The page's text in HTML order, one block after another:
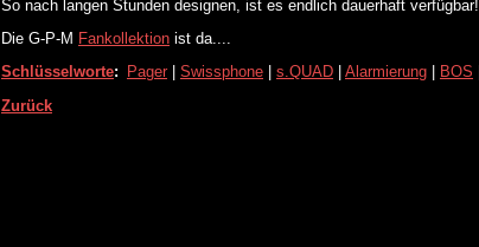
So nach langen Stunden designen, ist es endlich dauerhaft verfügbar!
Die G-P-M Fankollektion ist da....
Schlüsselworte: Pager Swissphone s.QUAD Alarmierung BOS
Zurück